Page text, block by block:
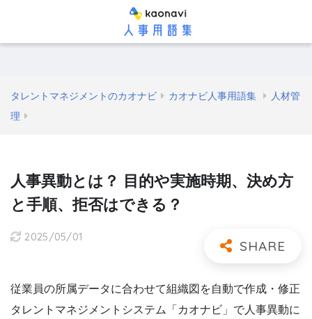
タレントマネジメントのカオナビ カオナビ人事用語集
人材管
理
人事異動とは？ 目的や実施時期、決め方
と手順、拒否はできる？
2025/05/01
従業員の所属データに合わせて組織図を自動で作成・修正
タレントマネジメントシステム「カオナビ」で人事異動に